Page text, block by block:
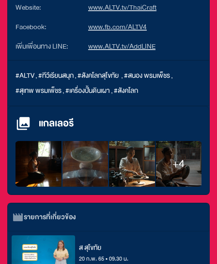
Website:
www.ALTV.tv/ThaiCraft
Facebook:
www.fb.com/ALTV4
เพิ่มเพื่อนทาง LINE:
www.ALTV.tv/AddLINE
#ALTV,#ทีวีเรียนสนุก,#สังคโลกสุโขทัย ,#สนอง พรมเพ็ชร,
#สุเทพ พรมเพ็ชร,#เครื่องปั้นดินเผา,#สังคโลก
แกลเลอรี
+4
รายการที่เกี่ยวข้อง
ส สุโขทัย
20 ก.พ. 65 • 09.30 น.